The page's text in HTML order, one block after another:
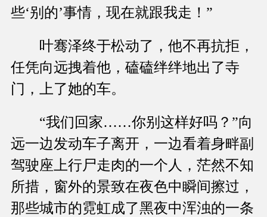
些‘别的’事情，现在就跟我走！”
叶骞泽终于松动了，他不再抗拒，
任凭向远拽着他，磕磕绊绊地出了寺
门，上了她的车。
“我们回家……你别这样好吗？”向
远一边发动车子离开，一边看着身畔副
驾驶座上行尸走肉的一个人，茫然不知
所措，窗外的景致在夜色中瞬间擦过，
那些城市的霓虹成了黑夜中浑浊的一条